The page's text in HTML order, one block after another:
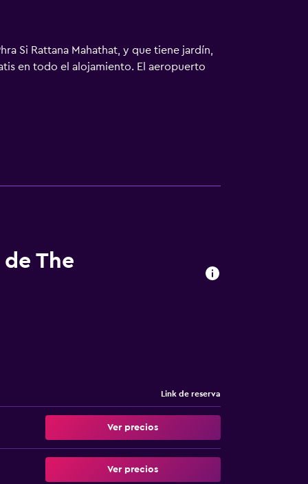
Si Rattana Mahathat, y que tiene jardín,
en todo el alojamiento. El aeropuerto
The
Link de reserva
Ver precios
Ver precios